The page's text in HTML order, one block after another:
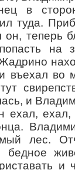
в
туда.
он, теперь
на
въехал во
и
ехал,
лес.
бедное
и